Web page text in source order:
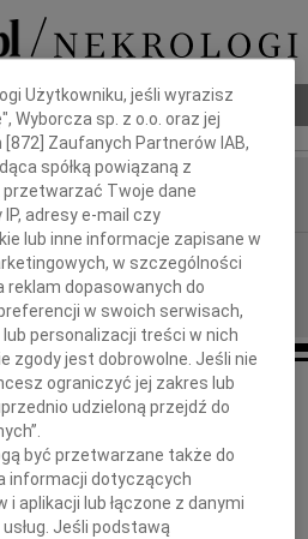
pogrzebowy
Panu
Andrzejowi Jarzęckiemu
Użytkowniku, jeśli wyrazisz
Wyborcza sp. z o.o. oraz jej
[872 ] Zaufanych Partnerów IAB,
spółką powiązaną z
przetwarzać Twoje dane
adresy e-mail czy
lub inne informacje zapisane w
w szczególności
dopasowanych do
w swoich serwisach,
personalizacji treści w nich
zgody jest dobrowolne. Jeśli nie
ograniczyć jej zakres lub
udzieloną przejdź do
być przetwarzane także do
informacji dotyczących
aplikacji lub łączone z danymi
Jeśli podstawą